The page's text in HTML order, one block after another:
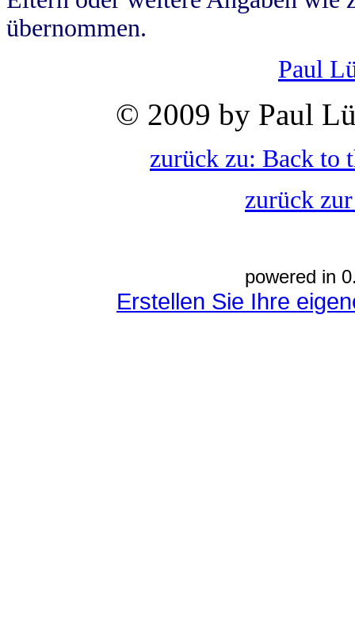
übernommen.
Paul
© 2009 by Paul
zurück zu: Back to
zurück
powered in
Erstellen Sie Ihre